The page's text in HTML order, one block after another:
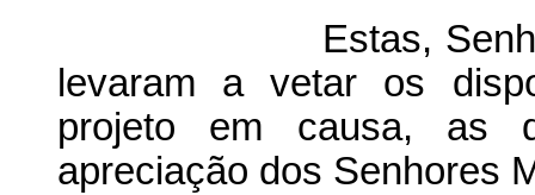
Estas, Senhor
levaram a vetar os
projeto em causa, as
apreciação dos Senhores